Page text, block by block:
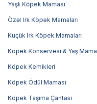
Yaşlı Köpek Maması
Özel Irk Köpek Mamaları
Küçük Irk Köpek Mamaları
Köpek Konservesi & Yaş Mama
Köpek Kemikleri
Köpek Ödül Maması
Köpek Taşıma Çantası